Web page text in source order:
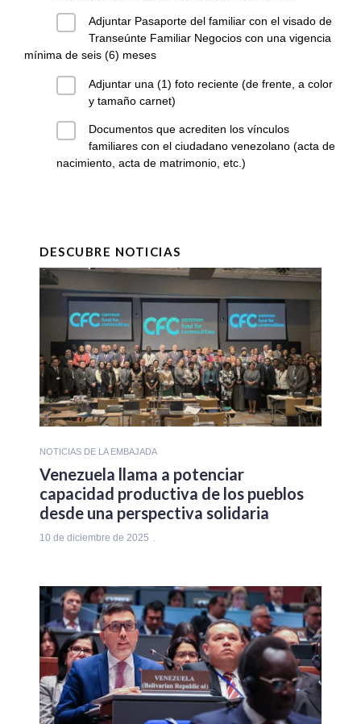
Adjuntar Pasaporte del familiar con el visado de
Transeúnte Familiar Negocios con una vigencia
mínima de seis (6) meses
Adjuntar una (1) foto reciente (de frente, a color
y tamaño carnet)
Documentos que acrediten los vínculos
familiares con el ciudadano venezolano (acta de
nacimiento, acta de matrimonio, etc.)
DESCUBRE NOTICIAS
NOTICIAS DE LA EMBAJADA
Venezuela llama a potenciar
capacidad productiva de los pueblos
desde una perspectiva solidaria
10 de diciembre de 2025